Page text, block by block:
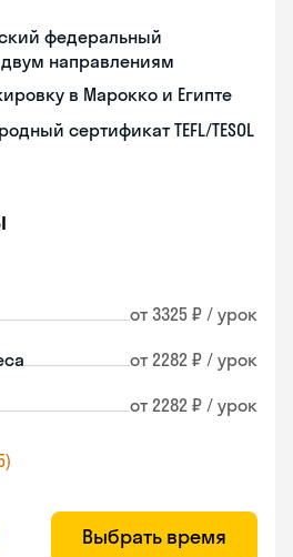
федеральный
направлениям
в Марокко и Египте
сертификат TEFL/TESOL
от 3325 ₽ / урок
от 2282 ₽ / урок
от 2282 ₽ / урок
Выбрать время